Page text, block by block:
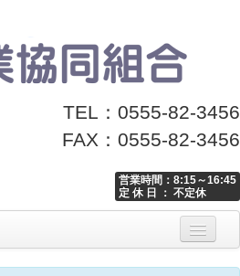
TEL：0555-82-3456
FAX：0555-82-3456
営業時間：8:15～16:45
定 休 日 ： 不定休